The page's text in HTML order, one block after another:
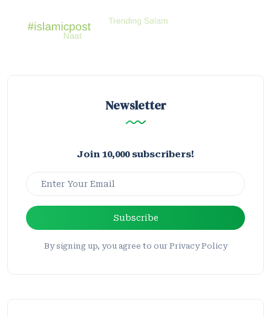
Newsletter
Join 10,000 subscribers!
Subscribe
By signing up, you agree to our Privacy Policy